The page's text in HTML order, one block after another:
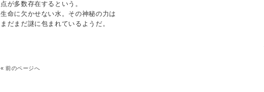
点が多数存在するという。
生命に欠かせない水。その神秘の力は
まだまだ謎に包まれているようだ。
«前のページへ